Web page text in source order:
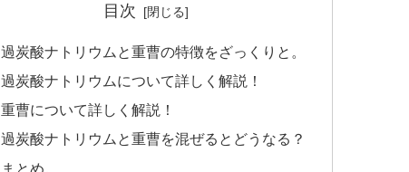
目次
過炭酸ナトリウムと重曹の特徴をざっくりと。
過炭酸ナトリウムについて詳しく解説！
重曹について詳しく解説！
過炭酸ナトリウムと重曹を混ぜるとどうなる？
まとめ。